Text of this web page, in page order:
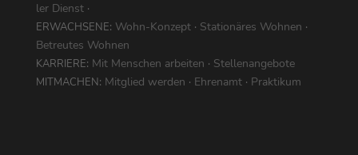
ler Dienst·
ERWACH­SE­NE: Wohn-Kon­zept· Sta­tio­nä­res Woh­nen ·
Betreu­tes Wohnen
KAR­RIE­RE: Mit Men­schen arbei­ten · Stellen­ange­bote
MIT­MA­CHEN: Mit­glied wer­den · Ehren­amt· Prak­ti­kum